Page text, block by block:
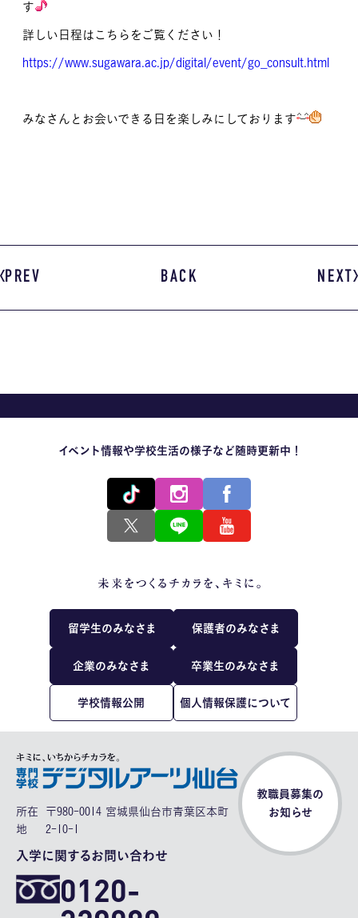
す
詳しい日程はこちらをご覧ください！
https://www.sugawara.ac.jp/digital/event/go_consult.html
みなさんとお会いできる日を楽しみにしております
PREV BACK NEXT
イベント情報や学校生活の様子など随時更新中！
留学生のみなさま 保護者のみなさま
企業のみなさま 卒業生のみなさま
学校情報公開 個人情報保護について
所在
地
〒980-0014 宮城県仙台市青葉区本町
2-10-1
入学に関するお問い合わせ
0120-
教職員募集の
お知らせ